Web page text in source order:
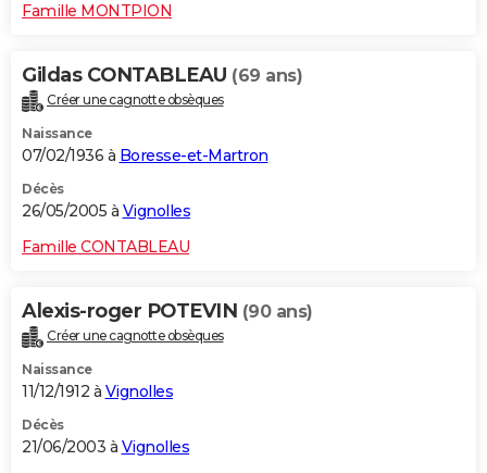
Famille MONTPION
Gildas CONTABLEAU (69 ans)
Créer une cagnotte obsèques
Naissance
07/02/1936 à Boresse-et-Martron
Décès
26/05/2005 à Vignolles
Famille CONTABLEAU
Alexis-roger POTEVIN (90 ans)
Créer une cagnotte obsèques
Naissance
11/12/1912 à Vignolles
Décès
21/06/2003 à Vignolles